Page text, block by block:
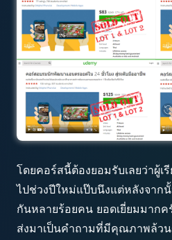
โดยคอร์สนี้ต้องยอมรับเลยว่าผู้
ไปช่วงปีใหม่แป๊บนึงแต่หลังจาก
กันหลายร้อยคน ยอดเยี่ยมมาก
ส่งมาเป็นคำถามที่มีคุณภาพล้ว